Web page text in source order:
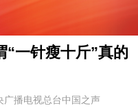
“一针瘦十斤”真的
广播电视总台中国之声